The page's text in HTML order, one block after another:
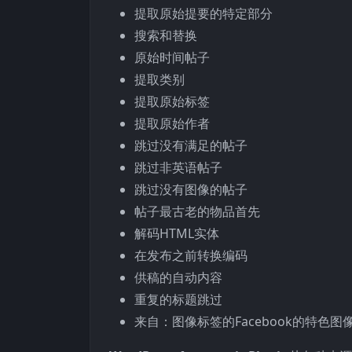
提取原始提要的特定部分
搜索和替换
原始时间帖子
提取类别
提取原始标签
提取原始作者
跳过没有满足的帖子
跳过非英语帖子
跳过没有图像的帖子
帖子最古老的物品首先
解码HTML实体
在发布之前转换编码
供稿的自动内容
重复的标题跳过
来自：图像标签的Facebook的特色图